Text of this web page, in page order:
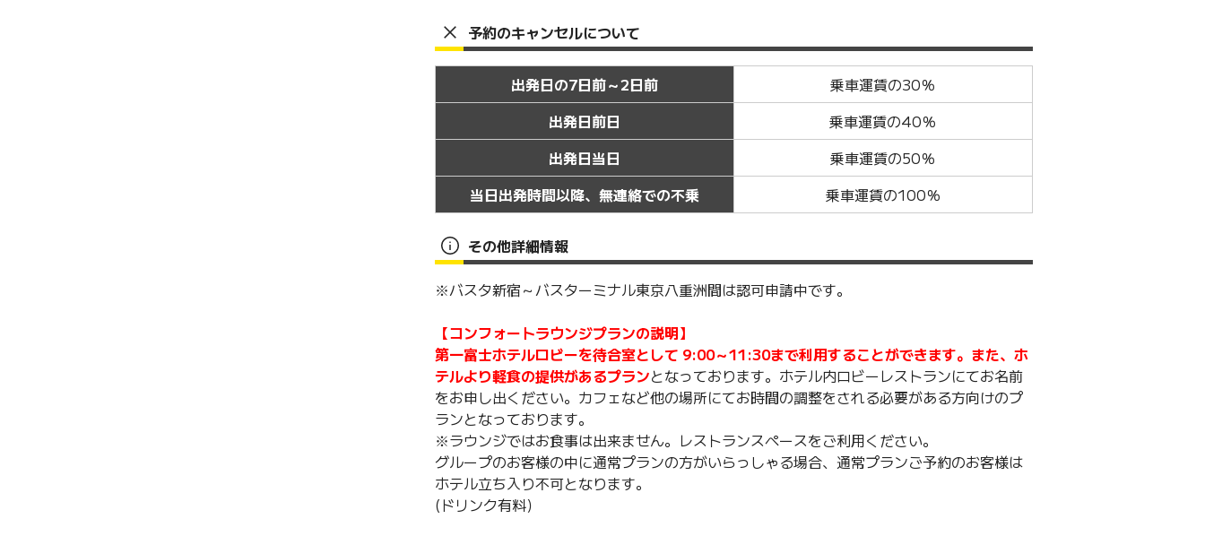
予約のキャンセルについて
出発日の7日前～2日前
乗車運賃の30％
出発日前日
乗車運賃の40％
出発日当日
乗車運賃の50％
当日出発時間以降、無連絡での不乗
乗車運賃の100％
その他詳細情報
※バスタ新宿～バスターミナル東京八重洲間は認可申請中です。
【コンフォートラウンジプランの説明】
第一富士ホテルロビーを待合室として 9:00～11:30まで利用することができます。また、ホ
テルより軽食の提供があるプランとなっております。ホテル内ロビーレストランにてお名前
をお申し出ください。カフェなど他の場所にてお時間の調整をされる必要がある方向けのプ
ランとなっております。
※ラウンジではお食事は出来ません。レストランスペースをご利用ください。
グループのお客様の中に通常プランの方がいらっしゃる場合、通常プランご予約のお客様は
ホテル立ち入り不可となります。
(ドリンク有料）